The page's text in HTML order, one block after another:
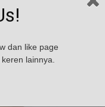
dan like page
lainnya.